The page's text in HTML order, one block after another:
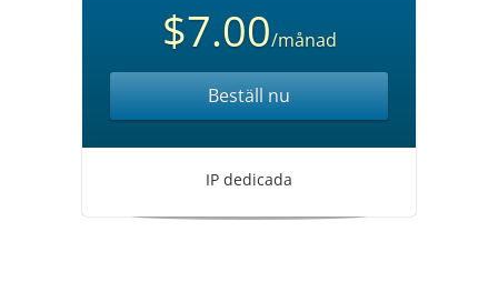
$7.00/månad
Beställ nu
IP dedicada